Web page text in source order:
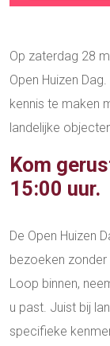
Op zaterdag 28
Open Huizen
kennis te maken
landelijke
Kom
15:00 uur.
De Open Huizen
bezoeken
Loop binnen,
u past. Juist bij
specifieke